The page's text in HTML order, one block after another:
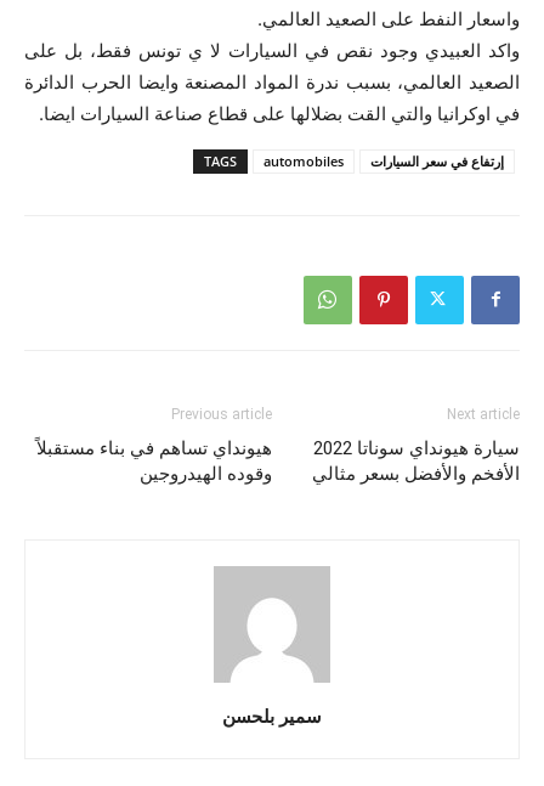
واسعار النفط على الصعيد العالمي.
واكد العبيدي وجود نقص في السيارات لا ي تونس فقط، بل على
الصعيد العالمي، بسبب ندرة المواد المصنعة وايضا الحرب الدائرة
في اوكرانيا والتي القت بضلالها على قطاع صناعة السيارات ايضا.
TAGS automobiles إرتفاع في سعر السيارات
Previous article
هيونداي تساهم في بناء مستقبلاً
وقوده الهيدروجين
Next article
سيارة هيونداي سوناتا 2022
الأفخم والأفضل بسعر مثالي
سمير بلحسن